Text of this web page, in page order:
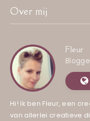
Over mij
Fleur
Hi! Ik ben Fleur, een
van allerlei creatieve